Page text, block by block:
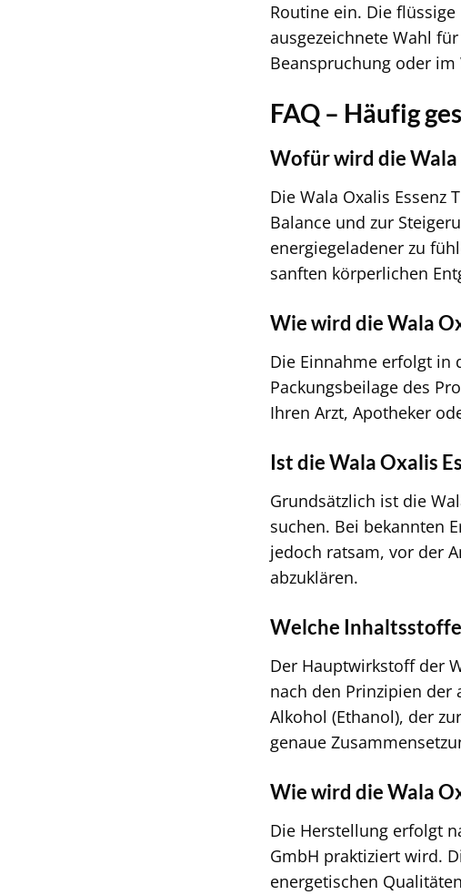
Routine ein. Die
ausgezeichnete Wahl
Beanspruchung oder
FAQ – Häufig
Wofür wird die Wala
Die Wala Oxalis
Balance und zur
energiegeladener zu
sanften körperlichen
Wie wird die Wala
Die Einnahme erfolgt in
Packungsbeilage des
Ihren Arzt, Apotheker
Ist die Wala Oxalis
Grundsätzlich ist die
suchen. Bei bekannten
jedoch ratsam, vor der
abzuklären.
Welche
Der Hauptwirkstoff der
nach den Prinzipien der
Alkohol (Ethanol), der
genaue
Wie wird die Wala
Die Herstellung erfolgt
GmbH praktiziert wird.
energetischen